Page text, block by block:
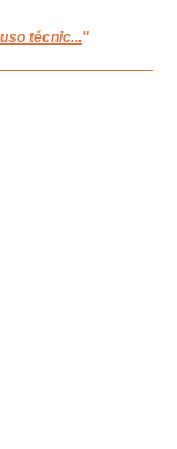
técnic..."